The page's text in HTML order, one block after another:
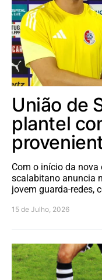
União de
plantel
Com o início da nova
scalabitano anuncia
jovem guarda-redes,
15 de Julho, 2026